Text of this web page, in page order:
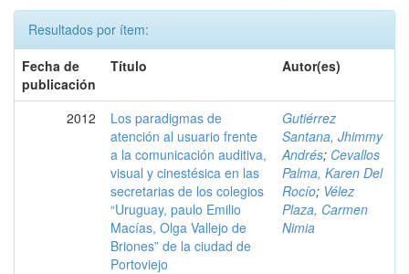
Resultados por ítem:
Fecha de
publicación
Título Autor(es)
2012
Los paradigmas de
atención al usuario frente
a la comunicación auditiva,
visual y cinestésica en las
secretarias de los colegios
“Uruguay, paulo Emilio
Macías, Olga Vallejo de
Briones” de la ciudad de
Portoviejo
Gutiérrez
Santana, Jhimmy
Andrés; Cevallos
Palma, Karen Del
Rocío; Vélez
Plaza, Carmen
Nimia